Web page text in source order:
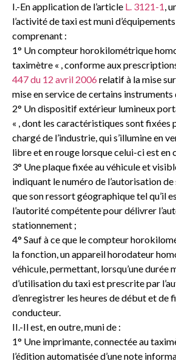
I.-En application de l’article L. 3121-1,
l’activité de taxi est muni
comprenant :
1° Un compteur horokilométrique
taximètre « , conforme aux
447 du 12 avril 2006relatif à la mise
mise en service de certains instruments
2° Un dispositif extérieur lumineux
« , dont les caractéristiques sont fixées
chargé de l’industrie, qui s’illumine en
libre et en rouge lorsque celui-ci est en
3° Une plaque fixée au véhicule et
indiquant le numéro de l’autorisation
que son ressort géographique tel qu’il
l’autorité compétente pour délivrer
stationnement ;
4° Sauf à ce que le compteur
la fonction, un appareil horodateur
véhicule, permettant, lorsqu’une durée
d’utilisation du taxi est prescrite par
d’enregistrer les heures de début et de
conducteur.
II.-Il est, en outre, muni de :
1° Une imprimante, connectée au
l’édition automatisée d’une note